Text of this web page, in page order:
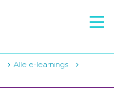
Alle e-learnings